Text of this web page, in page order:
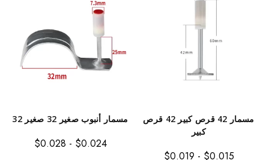
مسمار 42 قرص كبير 42 قرص
كبير
$0.015
-
$0.019
مسمار أنبوب صغير 32 صغير 32
$0.024
-
$0.028